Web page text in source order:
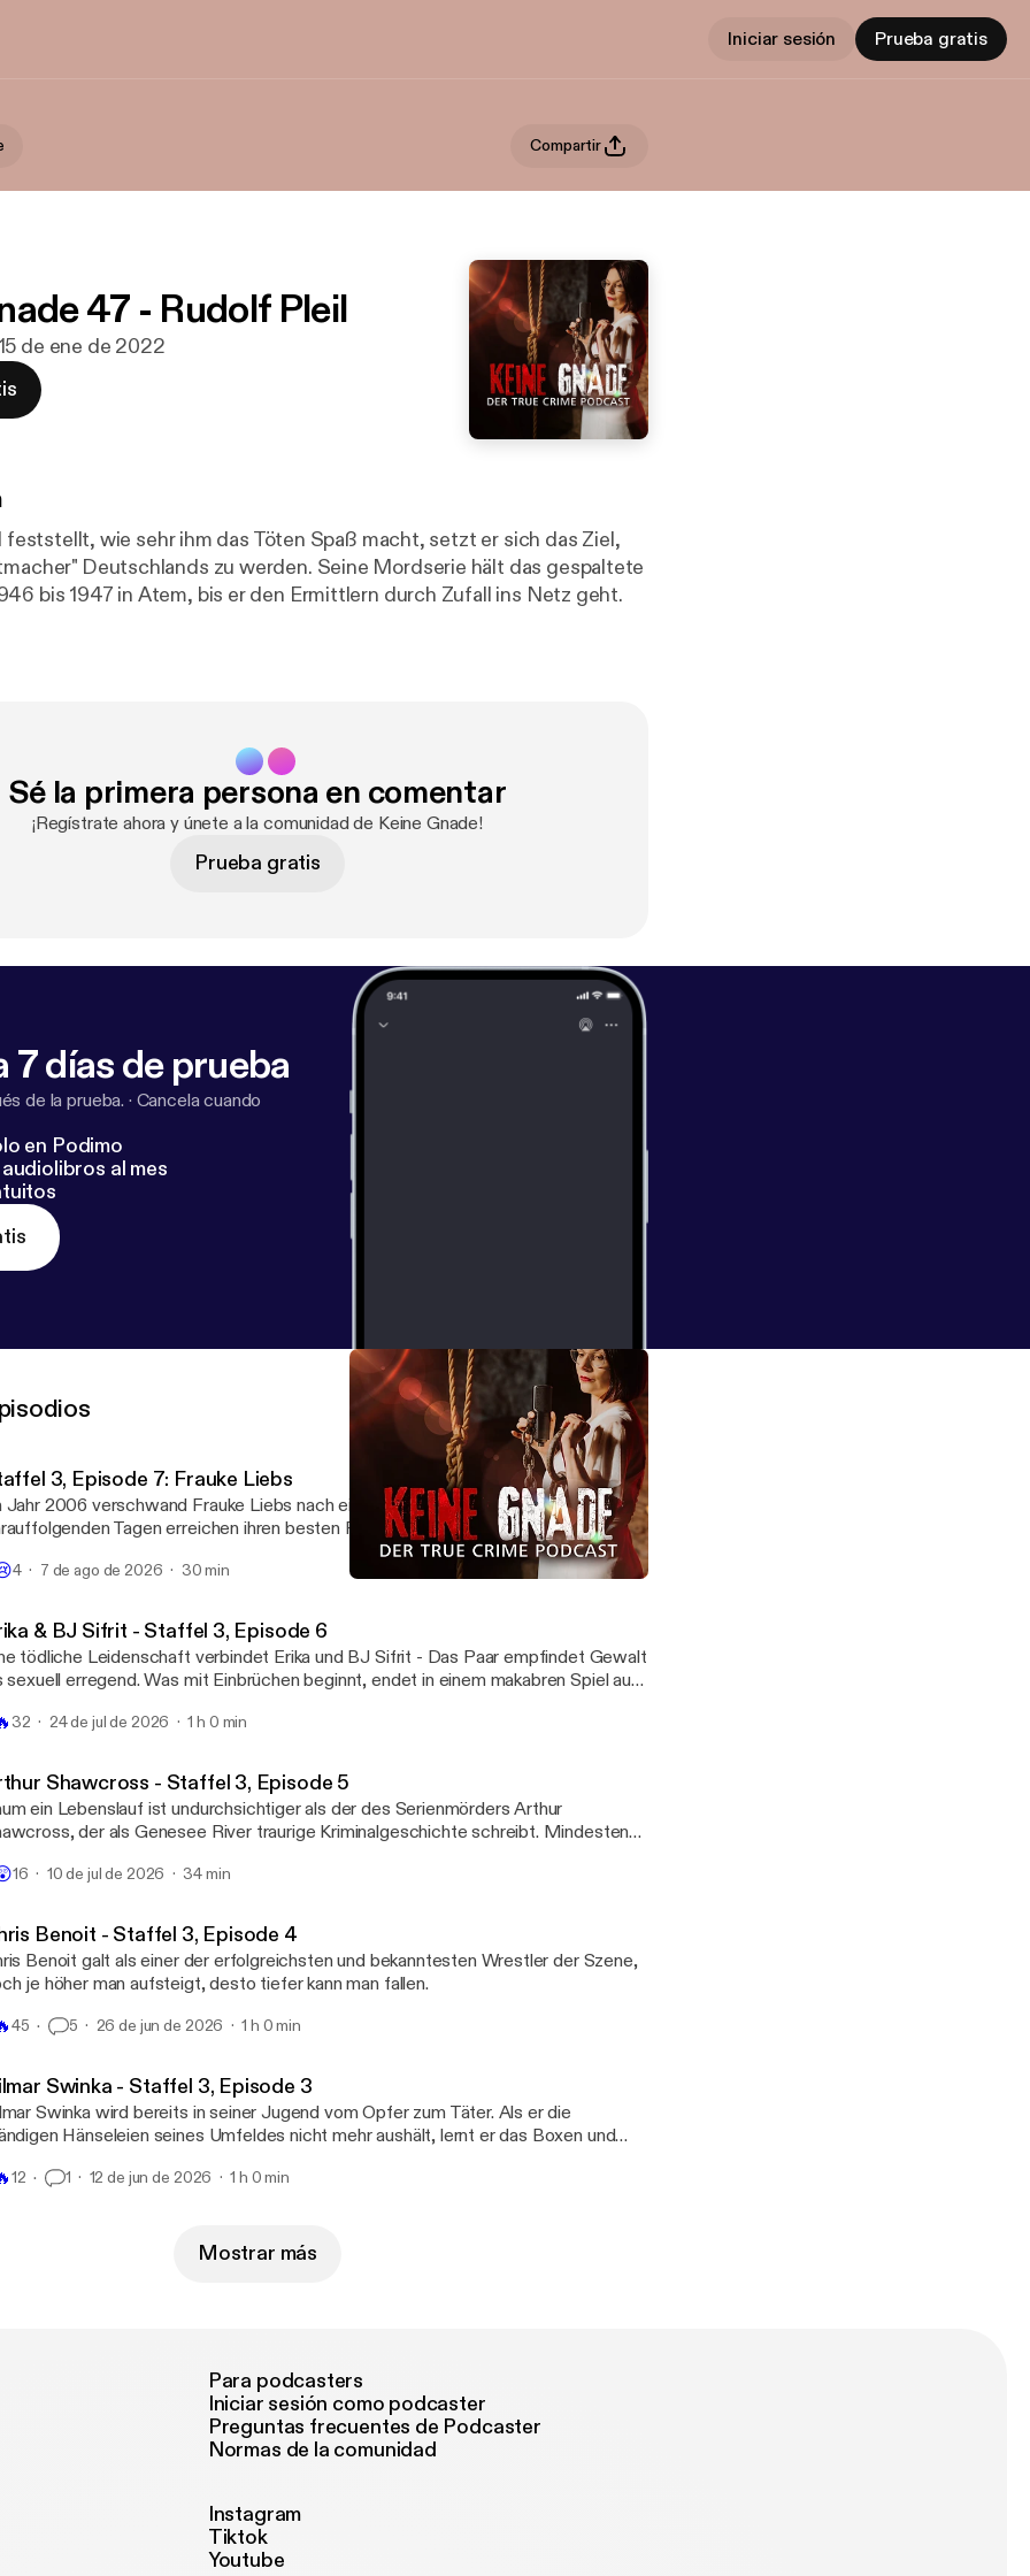
Iniciar sesión Prueba gratis
Compartir
47 - Rudolf Pleil
de ene de 2022
feststellt, wie sehr ihm das Töten Spaß macht, setzt er sich das Ziel,
Deutschlands zu werden. Seine Mordserie hält das gespaltete
bis 1947 in Atem, bis er den Ermittlern durch Zufall ins Netz geht.
Sé la primera persona en comentar
¡Regístrate ahora y únete a la comunidad de Keine Gnade!
Prueba gratis
7 días de prueba
de la prueba. · Cancela cuando
en Podimo
al mes
3, Episode 7: Frauke Liebs
Jahr 2006 verschwand Frauke Liebs nach einem WM-Spiel in Paderborn. In den
Tagen erreichen ihren besten Freund Christos kryptische Anrufe, die
schließen lassen, dass Frauke Opfer eines Verbrechens wurde. Monate später
man die Leiche der jungen Frau in einem Waldstück. Bis heute ist der Mord an
4 7 de ago de 2026 30 min
& BJ Sifrit - Staffel 3, Episode 6
tödliche Leidenschaft verbindet Erika und BJ Sifrit - Das Paar empfindet Gewalt
sexuell erregend. Was mit Einbrüchen beginnt, endet in einem makabren Spiel aus
32 24 de jul de 2026 1 h 0 min
Shawcross - Staffel 3, Episode 5
ein Lebenslauf ist undurchsichtiger als der des Serienmörders Arthur
der als Genesee River traurige Kriminalgeschichte schreibt. Mindestens
16 10 de jul de 2026 34 min
Benoit - Staffel 3, Episode 4
Benoit galt als einer der erfolgreichsten und bekanntesten Wrestler der Szene,
je höher man aufsteigt, desto tiefer kann man fallen.
45 5 26 de jun de 2026 1 h 0 min
Swinka - Staffel 3, Episode 3
Swinka wird bereits in seiner Jugend vom Opfer zum Täter. Als er die
Hänseleien seines Umfeldes nicht mehr aushält, lernt er das Boxen und
der die Geschichte der ehemaligen DDR geprägt hat.
12 1 12 de jun de 2026 1 h 0 min
Mostrar más
Para podcasters
Iniciar sesión como podcaster
Preguntas frecuentes de Podcaster
Normas de la comunidad
Instagram
Tiktok
Youtube